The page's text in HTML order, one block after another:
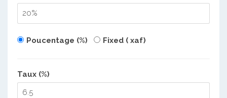
Poucentage (%) Fixed ( xaf)
Taux (%)